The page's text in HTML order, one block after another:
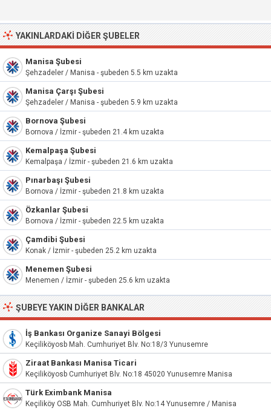
YAKINLARDAKI DIĞER ŞUBELER
Manisa Şubesi
Şehzadeler / Manisa - şubeden 5.5 km uzakta
Manisa Çarşı Şubesi
Şehzadeler / Manisa - şubeden 5.9 km uzakta
Bornova Şubesi
Bornova / İzmir - şubeden 21.4 km uzakta
Kemalpaşa Şubesi
Kemalpaşa / İzmir - şubeden 21.6 km uzakta
Pınarbaşı Şubesi
Bornova / İzmir - şubeden 21.8 km uzakta
Özkanlar Şubesi
Bornova / İzmir - şubeden 22.5 km uzakta
Çamdibi Şubesi
Konak / İzmir - şubeden 25.2 km uzakta
Menemen Şubesi
Menemen / İzmir - şubeden 25.6 km uzakta
ŞUBEYE YAKIN DIĞER BANKALAR
İş Bankası Organize Sanayi Bölgesi
Keçiliköyosb Mah. Cumhuriyet Blv. No:18/3 Yunusemre
Ziraat Bankası Manisa Ticari
Keçiliköyosb Cumhuriyet Blv. No:18 45020 Yunusemre Manisa
Türk Eximbank Manisa
Keçiliköy OSB Mah. Cumhuriyet Blv. No:14 Yunusemre / Manisa